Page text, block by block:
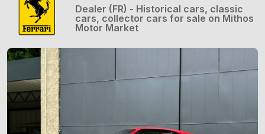
Dealer (FR) - Historical cars, classic
cars, collector cars for sale on Mithos
Motor Market